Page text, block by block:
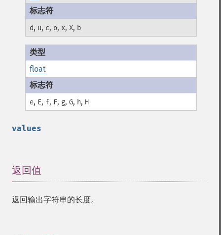
d, u, c, o, x,X, b
float
e, E, f, F, g,G, h, H
values
返回值
返回输出字符串的长度。